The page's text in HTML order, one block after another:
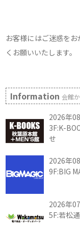
お客様にはご迷惑を
くお願いいたします。
Information会館
2026年
3F:K-
せ
2026年
9F:BIG
2026年
5F:若松